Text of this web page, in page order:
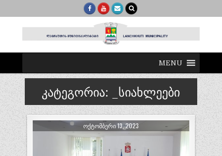
MENU
კატეგორია: _სიახლეები
ᲝᲥᲢᲝᲛᲑᲔᲠᲘ 13, 2023